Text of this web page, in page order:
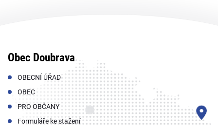
Obec Doubrava
OBECNÍ ÚŘAD
OBEC
PRO OBČANY
Formuláře ke stažení